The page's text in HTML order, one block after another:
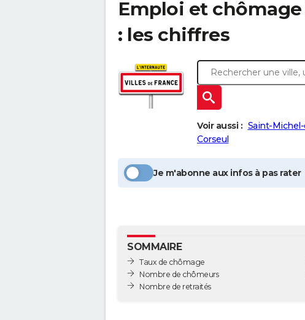
Emploi et chômage
: les chiffres
Voir aussi : Saint-
Corseul
Je m'abonne aux infos à pas rater
SOMMAIRE
Taux de chômage
Nombre de chômeurs
Nombre de retraités